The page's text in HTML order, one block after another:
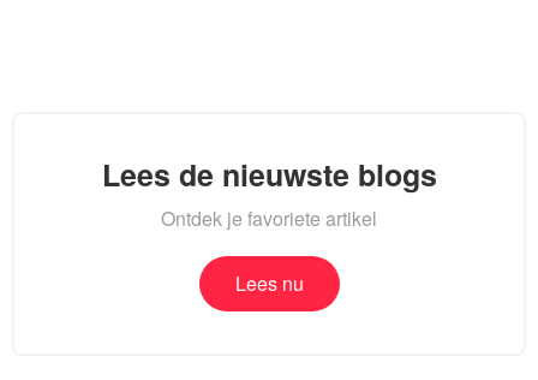
Lees de nieuwste blogs
Ontdek je favoriete artikel
Lees nu